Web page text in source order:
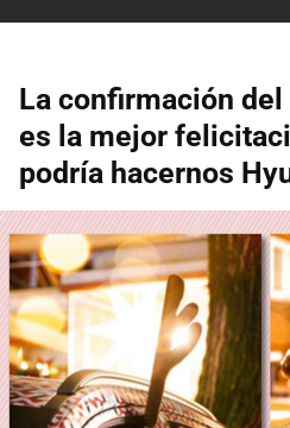
La confirmación del
es la mejor
podría hacernos